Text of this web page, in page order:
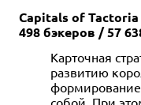
Capitals of
498 бэкеров / 57
Карточная
развитию
формирование
собой. При